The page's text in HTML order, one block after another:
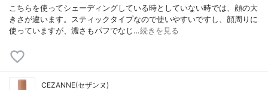
こちらを使ってシェーディングしている時としていない時では、顔の大
きさが違います。スティックタイプなので使いやすいですし、顔周りに
使っていますが、濃さもパフでなじ…続きを見る
CEZANNE(セザンヌ)